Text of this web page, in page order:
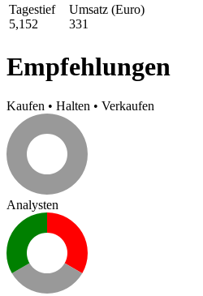
Tagestief
5,152
Umsatz (Euro)
331
Empfehlungen
Kaufen • Halten • Verkaufen
Analysten